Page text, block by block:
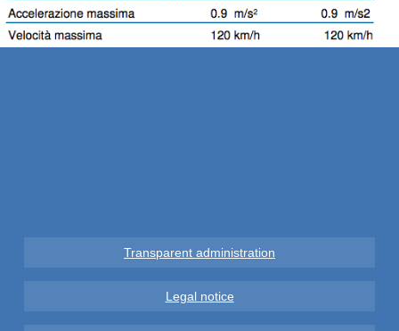
Transparent administration
Legal notice